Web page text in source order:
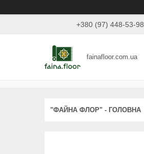
+380 (97) 448-53-98
fainafloor.com.ua
"ФАЙНА ФЛОР" - ГОЛОВНА